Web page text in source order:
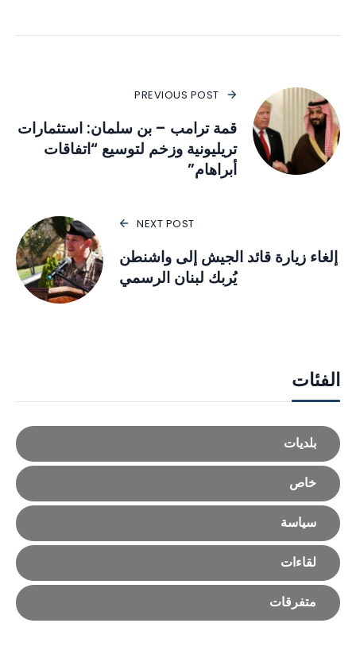
PREVIOUS POST
قمة ترامب – بن سلمان: استثمارات
تريليونية وزخم لتوسيع “اتفاقات
أبراهام”
NEXT POST
إلغاء زيارة قائد الجيش إلى واشنطن
يُربك لبنان الرسمي
الفئات
بلديات
خاص
سياسة
لقاءات
متفرقات